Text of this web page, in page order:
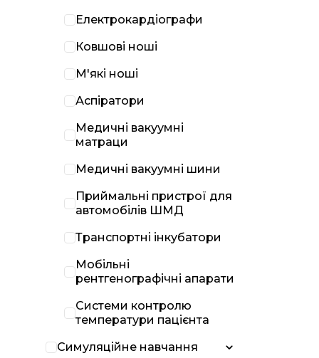
Електрокардіографи
Ковшові ноші
М'які ноші
Аспіратори
Медичні вакуумні
матраци
Медичні вакуумні шини
Приймальні пристрої для
автомобілів ШМД
Транспортні інкубатори
Мобільні
рентгенографічні апарати
Системи контролю
температури пацієнта
Симуляційне навчання